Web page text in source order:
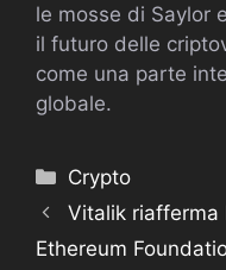
le mosse di Saylor
il futuro delle
come una parte
globale.
Categorie
Crypto
Vitalik riafferma
Ethereum